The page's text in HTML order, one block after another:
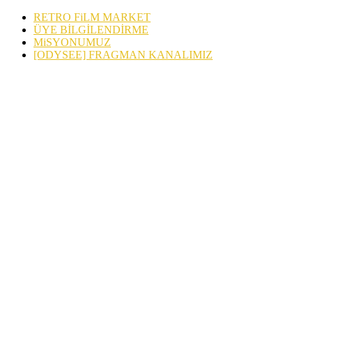
RETRO FiLM MARKET
ÜYE BİLGİLENDİRME
MiSYONUMUZ
[ODYSEE] FRAGMAN KANALIMIZ